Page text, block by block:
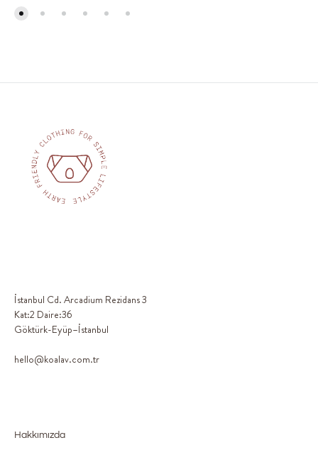
İstanbul Cd. Arcadium Rezidans 3
Kat:2 Daire:36
Göktürk-Eyüp–İstanbul
hello@koalav.com.tr
Hakkımızda